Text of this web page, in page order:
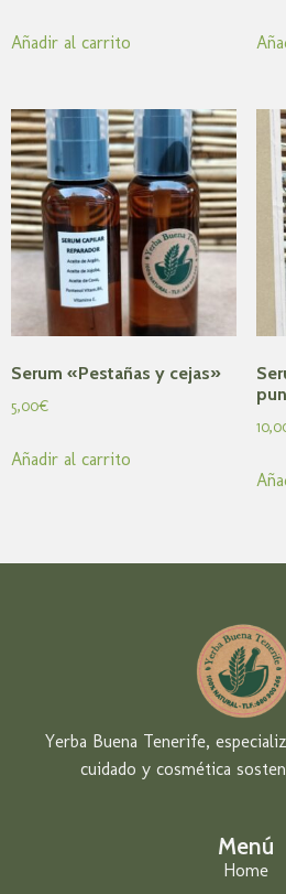
Añadir al carrito
Serum «Pestañas y cejas»
5,00€
Añadir al carrito
Yerba Buena Tenerife,
cuidado y cosmética
Menú
Home